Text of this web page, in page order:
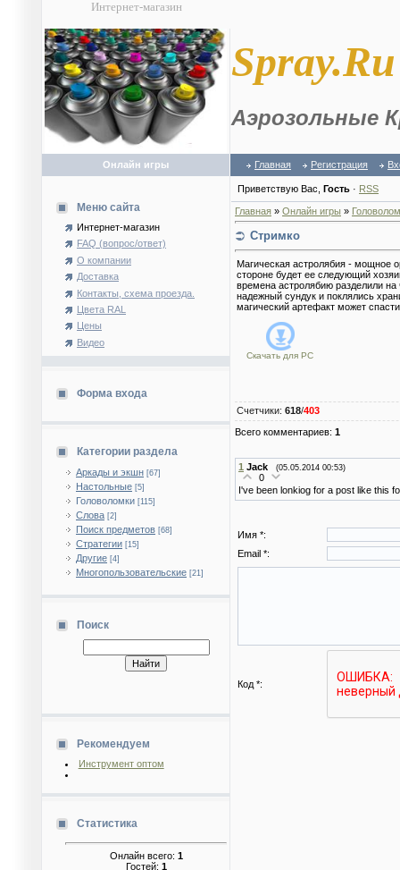
Интернет-магазин
Spray.Ru
Аэрозольные
Онлайн игры Главная Регистрация
Меню сайта
Интернет-магазин
FAQ (вопрос/ответ)
О компании
Доставка
Контакты, схема проезда.
Цвета RAL
Цены
Видео
Форма входа
Категории раздела
Аркады и экшн [67]
Настольные [5]
Головоломки [115]
Слова [2]
Поиск предметов [68]
Стратегии [15]
Другие [4]
Многопользовательские [21]
Поиск
Рекомендуем
Инструмент оптом
Статистика
Онлайн всего: 1
Гостей: 1
Приветствую Вас Гость · RSS
Главная » Онлайн игры »
Стримко
Магическая астролябия - мощное
стороне будет ее следующий
времена астролябию разделили на
надежный сундук и поклялись
магический артефакт может
Скачать для PC
Счетчики: 618/403
Всего комментариев: 1
1 Jack (05.05.2014 00:53)
0
I've been lonkiog for a post like this
Имя *:
Email *:
Код *: